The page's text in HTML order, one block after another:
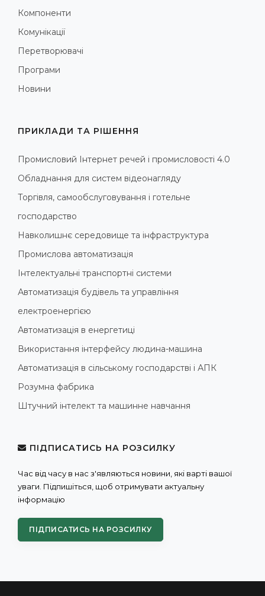
Компоненти
Комунікації
Перетворювачі
Програми
Новини
ПРИКЛАДИ ТА РІШЕННЯ
Промисловий Інтернет речей і промисловості 4.0
Обладнання для систем відеонагляду
Торгівля, самообслуговування і готельне
господарство
Навколишнє середовище та інфраструктура
Промислова автоматизація
Інтелектуальні транспортні системи
Автоматизація будівель та управління
електроенергією
Автоматизація в енергетиці
Використання інтерфейсу людина-машина
Автоматизація в сільському господарстві і АПК
Розумна фабрика
Штучний інтелект та машинне навчання
ПІДПИСАТИСЬ НА РОЗСИЛКУ
Час від часу в нас з'являються новини, які варті вашої
уваги. Підпишіться, щоб отримувати актуальну
інформацію
ПІДПИСАТИСЬ НА РОЗСИЛКУ